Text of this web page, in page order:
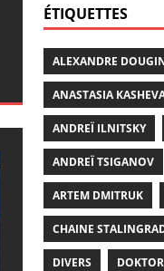
ÉTIQUETTES
ALEXANDRE
ANASTASIA
ANDREÏ ILNITSKY
ANDREÏ TSIGANOV
ARTEM DMITRUK
CHAINE
DIVERS DOKTOR